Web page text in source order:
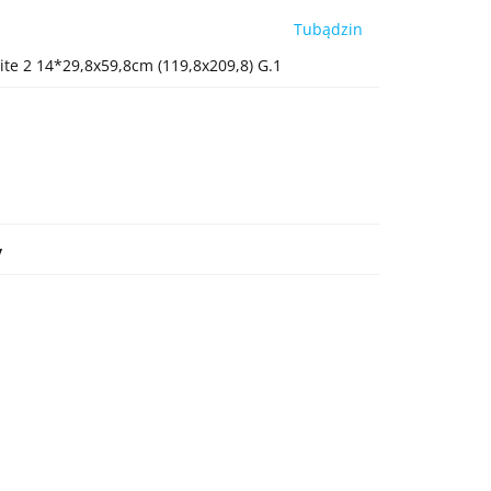
Tubądzin
2 14*29,8x59,8cm (119,8x209,8) G.1